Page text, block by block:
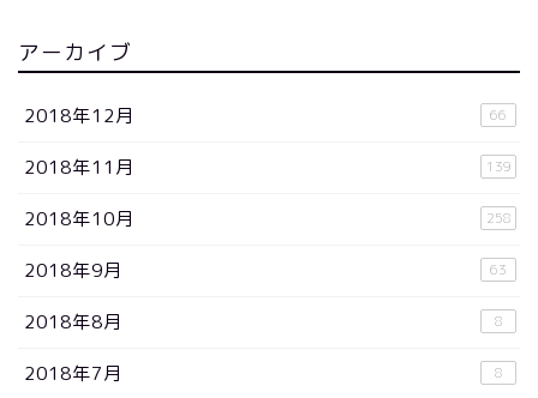
アーカイブ
2018年12月 66
2018年11月 139
2018年10月 258
2018年9月 63
2018年8月 8
2018年7月 8